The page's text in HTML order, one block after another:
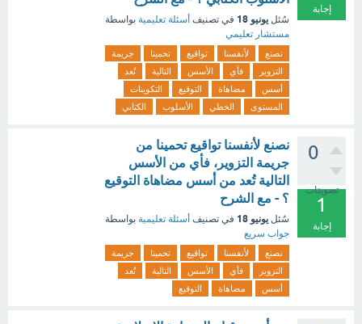
إجابة
سُئل يونيو 18 في تصنيف أسئلة تعليمية بواسطة
مستشار تعليمي
نصنع لأنفسنا تواقيع تحمينا
جريمة
التزوير
فأي الأسس التالية
تُعد
أسس
مضاهاة التوقيع
التكوينات
المستوى
الخطي الأسلوب الكتابي
0
تصويتات
1
إجابة
نصنع لأنفسنا تواقيع تحمينا من
جريمة التزوير، فأي من الأسس
التالية تُعد من أسس مضاهاة التوقيع
؟ - مع الشرح
سُئل يونيو 18 في تصنيف أسئلة تعليمية بواسطة
جواب سريع
نصنع لأنفسنا تواقيع تحمينا
جريمة
التزوير
فأي الأسس التالية
تُعد
أسس
مضاهاة التوقيع